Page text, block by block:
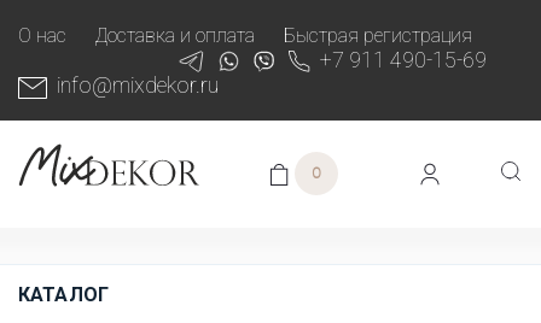
О нас Доставка и оплата Быстрая регистрация
+7 911 490-15-69
info@mixdekor.ru
0
КАТАЛОГ